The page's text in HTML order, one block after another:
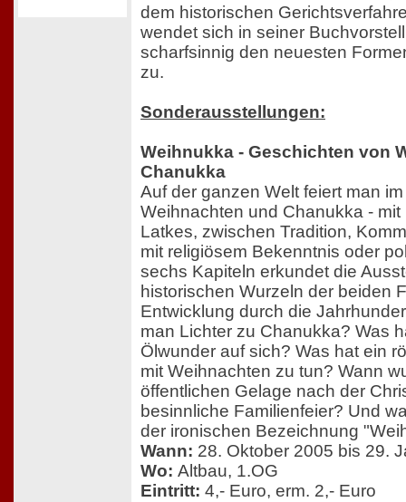
dem historischen
wendet sich in seiner
scharfsinnig den neuesten
zu.
Sonderausstellungen:
Weihnukka - Geschichten von
Chanukka
Auf der ganzen Welt feiert man
Weihnachten und Chanukka -
Latkes, zwischen Tradition,
mit religiösem Bekenntnis oder
sechs Kapiteln erkundet die
historischen Wurzeln der beiden
Entwicklung durch die
man Lichter zu Chanukka? Was
Ölwunder auf sich? Was hat ein
mit Weihnachten zu tun? Wann
öffentlichen Gelage nach der
besinnliche Familienfeier? Und
der ironischen Bezeichnung
Wann: 28. Oktober 2005 bis 29.
Wo: Altbau, 1.OG
Eintritt: 4,- Euro, erm. 2,- Euro